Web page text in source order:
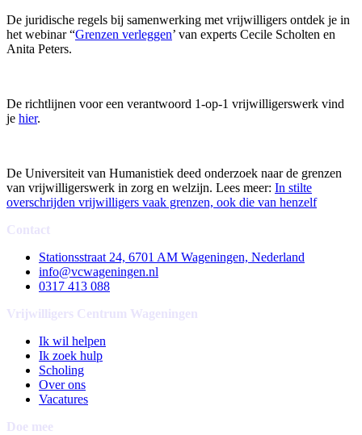
De juridische regels bij samenwerking met vrijwilligers ontdek je in
het webinar “Grenzen verleggen’ van experts Cecile Scholten en
Anita Peters.
De richtlijnen voor een verantwoord 1-op-1 vrijwilligerswerk vind
je hier.
De Universiteit van Humanistiek deed onderzoek naar de grenzen
van vrijwilligerswerk in zorg en welzijn. Lees meer: In stilte
overschrijden vrijwilligers vaak grenzen, ook die van henzelf
Contact
Stationsstraat 24, 6701 AM Wageningen, Nederland
info@vcwageningen.nl
0317 413 088
Vrijwilligers Centrum Wageningen
Ik wil helpen
Ik zoek hulp
Scholing
Over ons
Vacatures
Doe mee